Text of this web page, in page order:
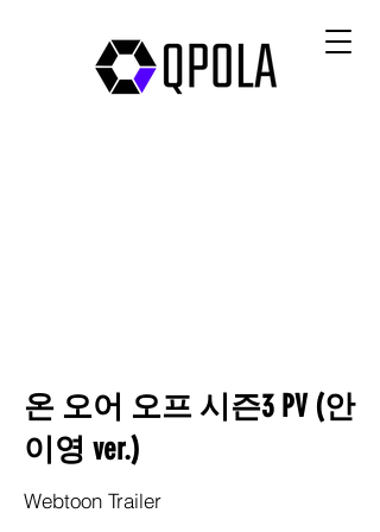
온 오어 오프 시즌3 PV (안
이영 ver.)
Webtoon Trailer